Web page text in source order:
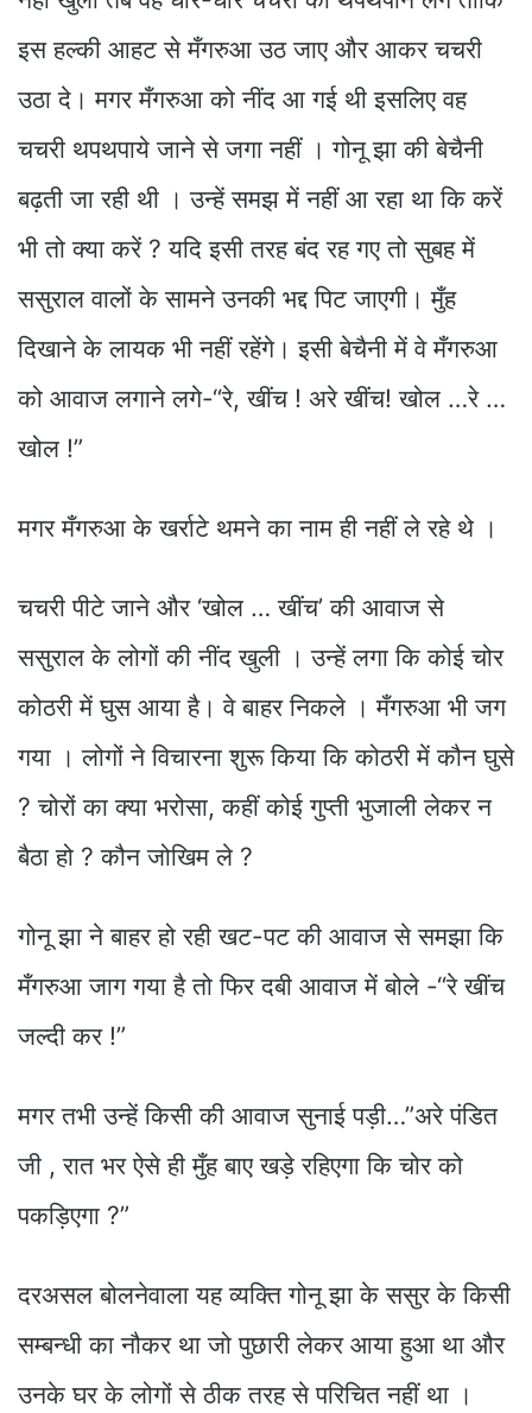
इस हल्की आहट से मँगरुआ उठ जाए और आकर चचरी
उठा दे। मगर मँगरुआ को नींद आ गई थी इसलिए वह
चचरी थपथपाये जाने से जगा नहीं । गोनू झा की बेचैनी
बढ़ती जा रही थी । उन्हें समझ में नहीं आ रहा था कि करें
भी तो क्या करें ? यदि इसी तरह बंद रह गए तो सुबह में
ससुराल वालों के सामने उनकी भद्द पिट जाएगी। मुँह
दिखाने के लायक भी नहीं रहेंगे। इसी बेचैनी में वे मँगरुआ
को आवाज लगाने लगे-“रे, खींच ! अरे खींच! खोल …रे …
खोल !”
मगर मँगरुआ के खर्राटे थमने का नाम ही नहीं ले रहे थे ।
चचरी पीटे जाने और ‘खोल … खींच’ की आवाज से
ससुराल के लोगों की नींद खुली । उन्हें लगा कि कोई चोर
कोठरी में घुस आया है। वे बाहर निकले । मँगरुआ भी जग
गया । लोगों ने विचारना शुरू किया कि कोठरी में कौन घुसे
? चोरों का क्या भरोसा, कहीं कोई गुप्ती भुजाली लेकर न
बैठा हो ? कौन जोखिम ले ?
गोनू झा ने बाहर हो रही खट-पट की आवाज से समझा कि
मँगरुआ जाग गया है तो फिर दबी आवाज में बोले -“रे खींच
जल्दी कर !”
मगर तभी उन्हें किसी की आवाज सुनाई पड़ी…”अरे पंडित
जी , रात भर ऐसे ही मुँह बाए खड़े रहिएगा कि चोर को
पकड़िएगा ?”
दरअसल बोलनेवाला यह व्यक्ति गोनू झा के ससुर के किसी
सम्बन्धी का नौकर था जो पुछारी लेकर आया हुआ था और
उनके घर के लोगों से ठीक तरह से परिचित नहीं था ।